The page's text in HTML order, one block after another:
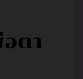
ตา